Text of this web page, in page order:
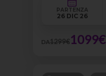
PARTENZA
26 DIC 26
DA1299€1099€